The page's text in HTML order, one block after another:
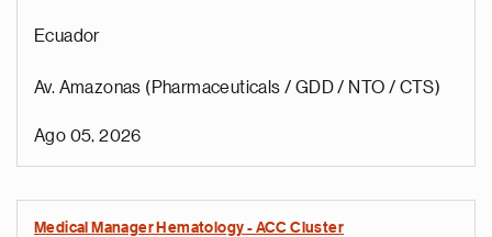
Ecuador
Av. Amazonas (Pharmaceuticals / GDD / NTO / CTS)
Ago 05, 2026
Medical Manager Hematology - ACC Cluster